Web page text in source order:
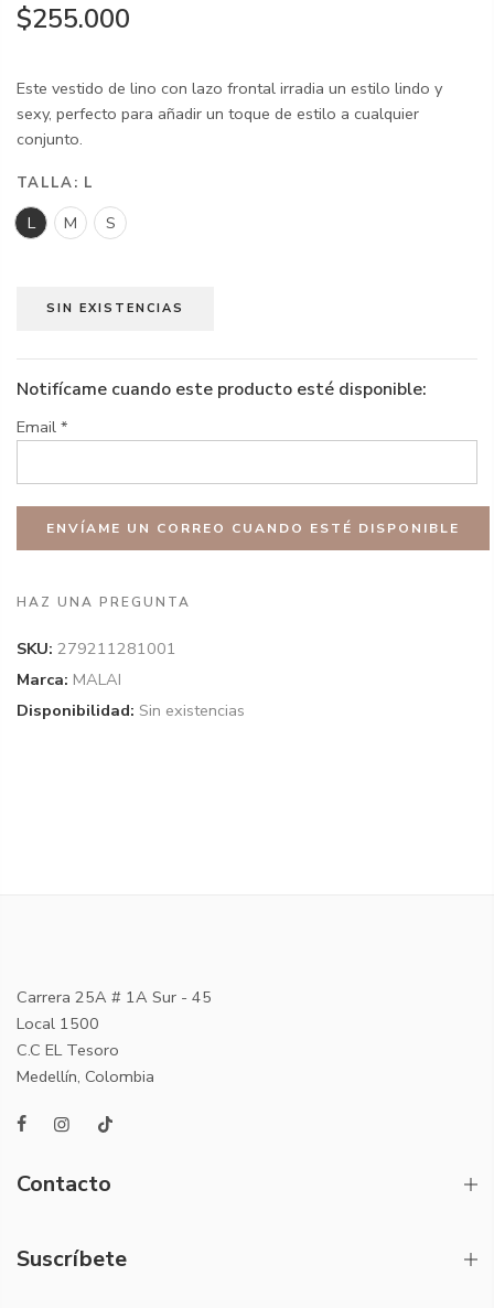
$255.000
Este vestido de lino con lazo frontal irradia un estilo lindo y
sexy, perfecto para añadir un toque de estilo a cualquier
conjunto.
TALLA: L
L M S
SIN EXISTENCIAS
Notifícame cuando este producto esté disponible:
Email *
HAZ UNA PREGUNTA
SKU: 279211281001
Marca: MALAI
Disponibilidad: Sin existencias
Carrera 25A # 1A Sur - 45
Local 1500
C.C EL Tesoro
Medellín, Colombia
Contacto
Suscríbete